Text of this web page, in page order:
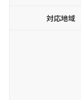
対応地域